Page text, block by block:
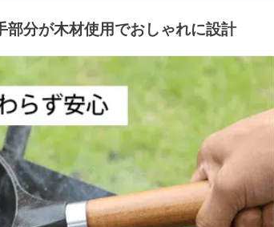
分が木材使用でおしゃれに設計